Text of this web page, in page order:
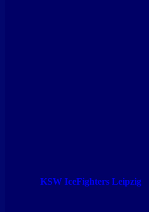
KSW IceFighters Leipzig